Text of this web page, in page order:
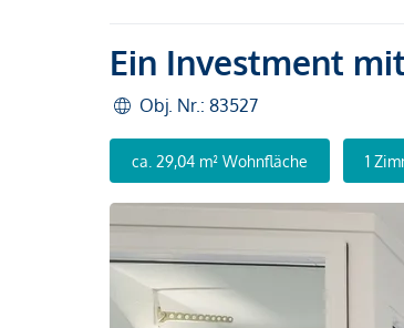
Ein Investment
Obj. Nr.: 83527
ca. 29,04 m² Wohnfläche 1